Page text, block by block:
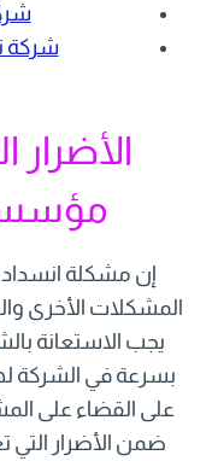
شركة
الأضرار
إن مشكلة انسداد
المشكلات الأخرى
يجب الاستعانة
بسرعة في الشركة
على القضاء على
ضمن الأضرار التي